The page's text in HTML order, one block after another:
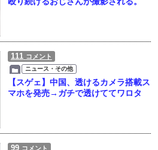
111 コメント
ニュース・その他
【スゲェ】中国、透けるカメラ搭載ス
マホを発売→ガチで透けててワロタ
99 コメント